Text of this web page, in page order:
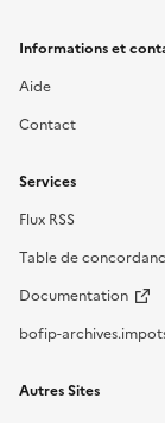
Informations et
Aide
Contact
Services
Flux RSS
Table de
Documentation
bofip-
Autres Sites